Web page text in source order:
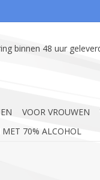
binnen 48 uur
VOOR VROUWEN
70% ALCOHOL